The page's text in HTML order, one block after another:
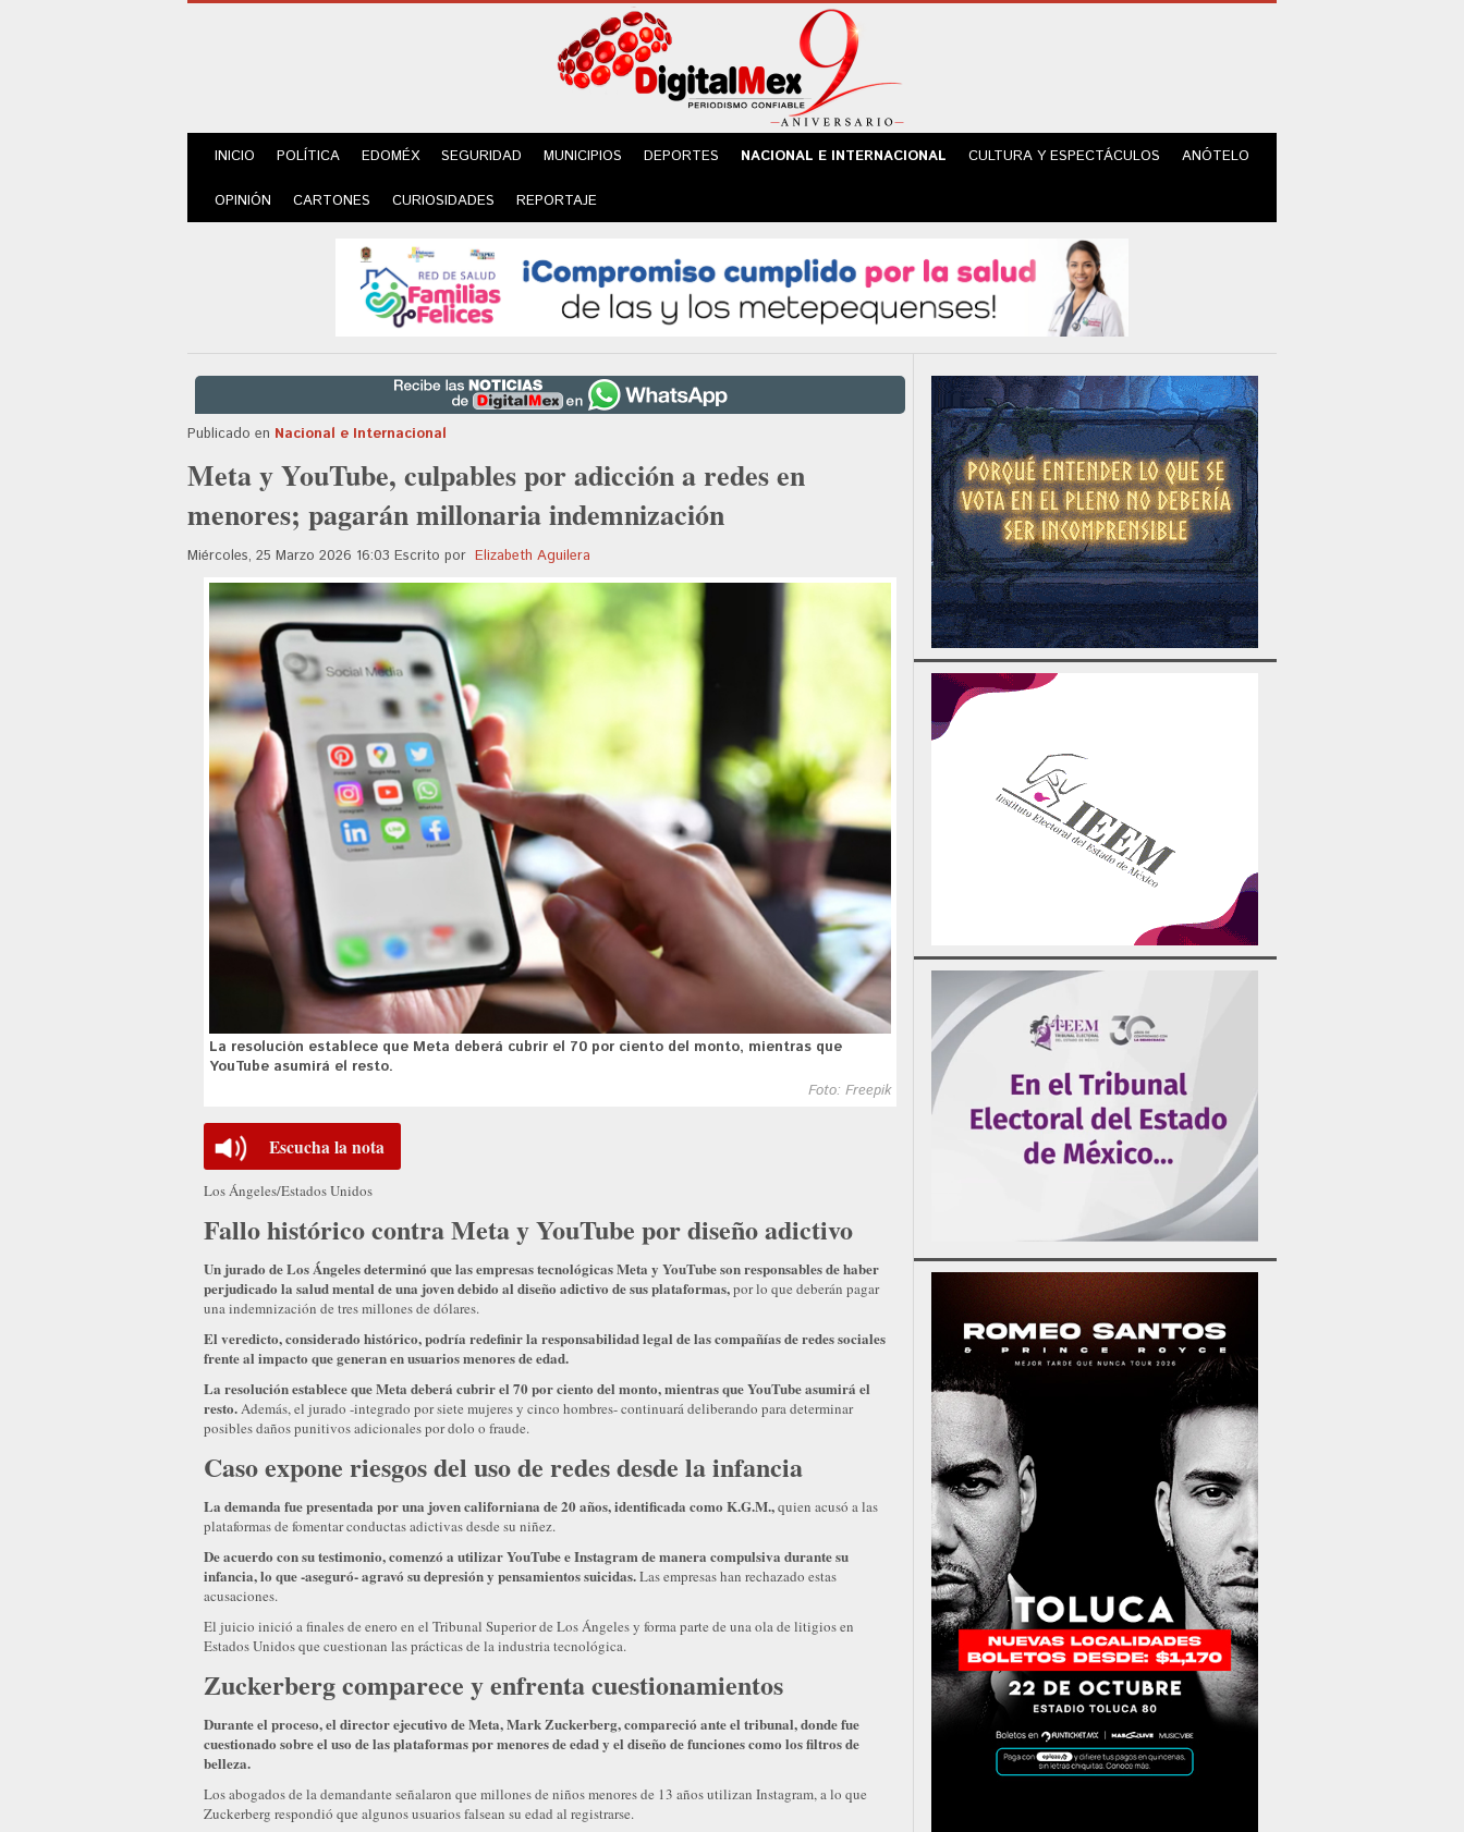
INICIO POLÍTICA EDOMÉX SEGURIDAD MUNICIPIOS DEPORTES NACIONAL E INTERNACIONAL CULTURA Y ESPECTÁCULOS ANÓTELO
OPINIÓN CARTONES CURIOSIDADES REPORTAJE
Publicado en Nacional e Internacional
Meta y YouTube, culpables por adicción a redes en
menores; pagarán millonaria indemnización
Miércoles, 25 Marzo 2026 16:03 Escrito por Elizabeth Aguilera
La resolución establece que Meta deberá cubrir el 70 por ciento del monto, mientras que
YouTube asumirá el resto.
Foto: Freepik
Escucha la nota
Los Ángeles/Estados Unidos
Fallo histórico contra Meta y YouTube por diseño adictivo
Un jurado de Los Ángeles determinó que las empresas tecnológicas Meta y YouTube son responsables de haber
perjudicado la salud mental de una joven debido al diseño adictivo de sus plataformas,por lo que deberán pagar
una indemnización de tres millones de dólares.
El veredicto, considerado histórico, podría redefinir la responsabilidad legal de las compañías de redes sociales
frente al impacto que generan en usuarios menores de edad.
La resolución establece que Meta deberá cubrir el 70 por ciento del monto, mientras que YouTube asumirá el
resto.Además, el jurado -integrado por siete mujeres y cinco hombres- continuará deliberando para determinar
posibles daños punitivos adicionales por dolo o fraude.
Caso expone riesgos del uso de redes desde la infancia
La demanda fue presentada por una joven californiana de 20 años, identificada como K.G.M.,quien acusó a las
plataformas de fomentar conductas adictivas desde su niñez.
De acuerdo con su testimonio, comenzó a utilizar YouTube e Instagram de manera compulsiva durante su
infancia, lo que -aseguró- agravó su depresión y pensamientos suicidas.Las empresas han rechazado estas
acusaciones.
El juicio inició a finales de enero en el Tribunal Superior de Los Ángeles y forma parte de una ola de litigios en
Estados Unidos que cuestionan las prácticas de la industria tecnológica.
Zuckerberg comparece y enfrenta cuestionamientos
Durante el proceso, el director ejecutivo de Meta, Mark Zuckerberg, compareció ante el tribunal, donde fue
cuestionado sobre el uso de las plataformas por menores de edad y el diseño de funciones como los filtros de
belleza.
Los abogados de la demandante señalaron que millones de niños menores de 13 años utilizan Instagram, a lo que
Zuckerberg respondió que algunos usuarios falsean su edad al registrarse.